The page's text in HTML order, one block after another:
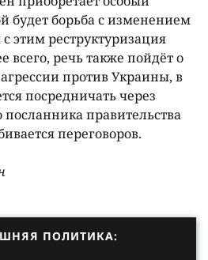
будет борьба с изменением
этим реструктуризация
всего, речь также пойдёт о
против Украины, в
посредничать через
посланника правительства
переговоров.
ПОЛИТИКА: